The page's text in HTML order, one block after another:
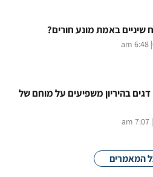
שיניים באמת מונע חורים?
| 6:48 am
בהיריון משפיעים על מוחם של
| 7:07 am
המאמרים